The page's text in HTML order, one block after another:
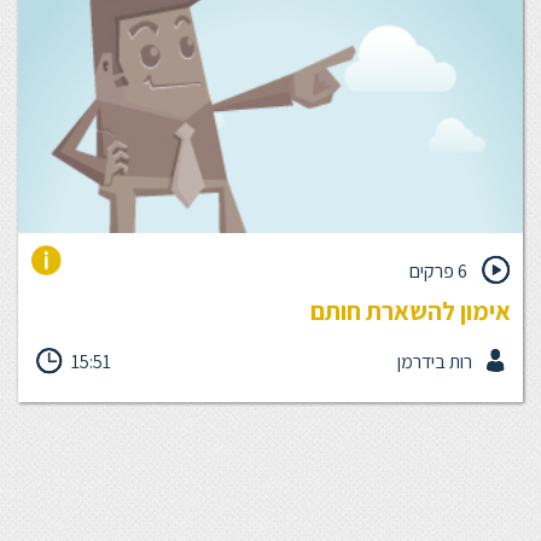
6 פרקים
אימון להשארת חותם
אם אתה רוצה לייצר את החותם האישי שלך, לבנות את עמוד השדרה
הניהולי שלך, הדרך שלך היא קודם כל להכיר את היכולות והחוזקות
שלך, אלו שמייצרים אצלך הצלחות והופכים עם הזמן לעקרונות פעולה
15:51 רות בידרמן